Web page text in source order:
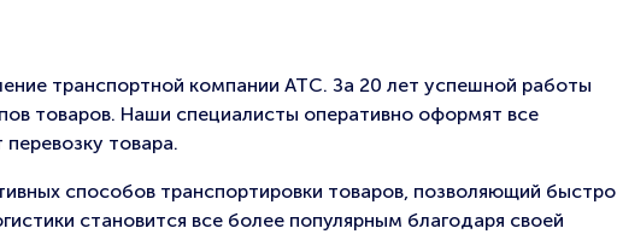
транспортной компании АТС. За 20 лет успешной работы
товаров. Наши специалисты оперативно оформят все
товара.
способов транспортировки товаров, позволяющий быстро
становится все более популярным благодаря своей